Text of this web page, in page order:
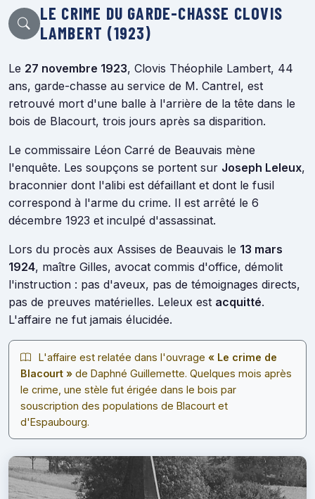
LE CRIME DU GARDE-CHASSE CLOVIS
LAMBERT (1923)
Le 27 novembre 1923, Clovis Théophile Lambert, 44
ans, garde-chasse au service de M. Cantrel, est
retrouvé mort d'une balle à l'arrière de la tête dans le
bois de Blacourt, trois jours après sa disparition.
Le commissaire Léon Carré de Beauvais mène
l'enquête. Les soupçons se portent sur Joseph Leleux,
braconnier dont l'alibi est défaillant et dont le fusil
correspond à l'arme du crime. Il est arrêté le 6
décembre 1923 et inculpé d'assassinat.
Lors du procès aux Assises de Beauvais le 13 mars
1924, maître Gilles, avocat commis d'office, démolit
l'instruction : pas d'aveux, pas de témoignages directs,
pas de preuves matérielles. Leleux est acquitté.
L'affaire ne fut jamais élucidée.
L'affaire est relatée dans l'ouvrage « Le crime de
Blacourt » de Daphné Guillemette. Quelques mois après
le crime, une stèle fut érigée dans le bois par
souscription des populations de Blacourt et
d'Espaubourg.